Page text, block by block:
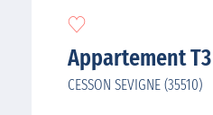
Appartement T3
CESSON SEVIGNE (35510)